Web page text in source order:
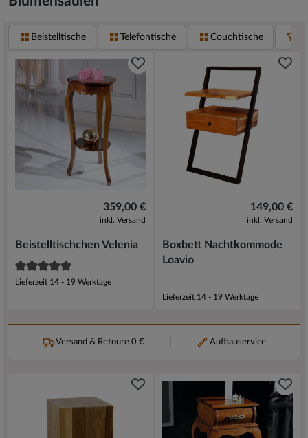
Beistelltische Telefontische Couchtische
Versand & Retoure 0 € Aufbauservice
359,00 €
inkl. Versand
Beistelltischchen Velenia
Lieferzeit 14 - 19 Werktage
149,00 €
inkl. Versand
Boxbett Nachtkommode
Loavio
Lieferzeit 14 - 19 Werktage